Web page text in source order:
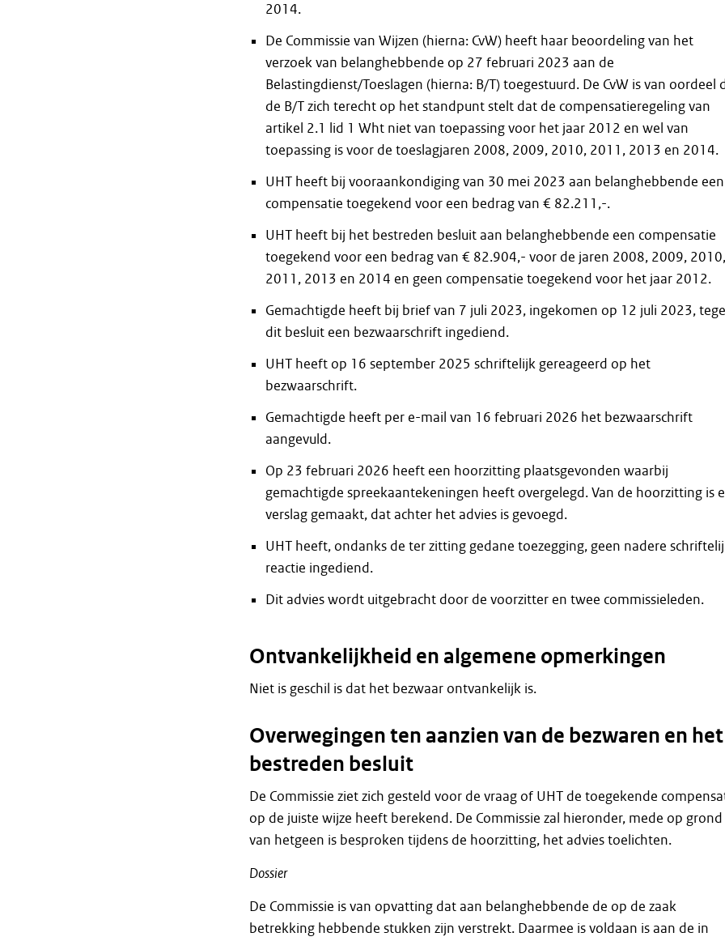
2014.
De Commissie van Wijzen (hierna: CvW) heeft haar beoordeling van het
verzoek van belanghebbende op 27 februari 2023 aan de
Belastingdienst/Toeslagen (hierna: B/T) toegestuurd. De CvW is van oordeel
de B/T zich terecht op het standpunt stelt dat de compensatieregeling van
artikel 2.1 lid 1 Wht niet van toepassing voor het jaar 2012 en wel van
toepassing is voor de toeslagjaren 2008, 2009, 2010, 2011, 2013 en 2014.
UHT heeft bij vooraankondiging van 30 mei 2023 aan belanghebbende een
compensatie toegekend voor een bedrag van € 82.211,-.
UHT heeft bij het bestreden besluit aan belanghebbende een compensatie
toegekend voor een bedrag van € 82.904,- voor de jaren 2008, 2009, 2010,
2011, 2013 en 2014 en geen compensatie toegekend voor het jaar 2012.
Gemachtigde heeft bij brief van 7 juli 2023, ingekomen op 12 juli 2023,
dit besluit een bezwaarschrift ingediend.
UHT heeft op 16 september 2025 schriftelijk gereageerd op het
bezwaarschrift.
Gemachtigde heeft per e-mail van 16 februari 2026 het bezwaarschrift
aangevuld.
Op 23 februari 2026 heeft een hoorzitting plaatsgevonden waarbij
gemachtigde spreekaantekeningen heeft overgelegd. Van de hoorzitting is
verslag gemaakt, dat achter het advies is gevoegd.
UHT heeft, ondanks de ter zitting gedane toezegging, geen nadere
reactie ingediend.
Dit advies wordt uitgebracht door de voorzitter en twee commissieleden.
Ontvankelijkheid en algemene opmerkingen
Niet is geschil is dat het bezwaar ontvankelijk is.
Overwegingen ten aanzien van de bezwaren en het
bestreden besluit
De Commissie ziet zich gesteld voor de vraag of UHT de toegekende
op de juiste wijze heeft berekend. De Commissie zal hieronder, mede op grond
van hetgeen is besproken tijdens de hoorzitting, het advies toelichten.
Dossier
De Commissie is van opvatting dat aan belanghebbende de op de zaak
betrekking hebbende stukken zijn verstrekt. Daarmee is voldaan is aan de in